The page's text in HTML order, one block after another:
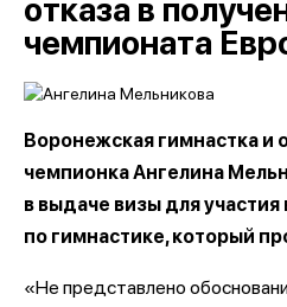
отказа в
чемпионата
Воронежская гимнастка и
чемпионка Ангелина
в выдаче визы для
по гимнастике, который
«Не представлено